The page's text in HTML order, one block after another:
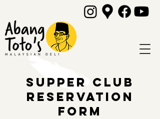
supper club
reservation
form